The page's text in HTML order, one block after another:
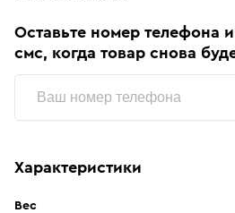
Оставьте номер телефона
смс, когда товар снова
Характеристики
Вес